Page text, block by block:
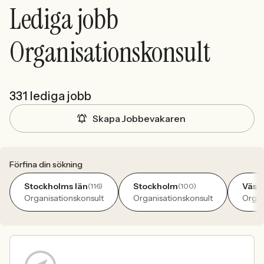
Lediga jobb
Organisationskonsult
331 lediga jobb
Skapa Jobbevakaren
Förfina din sökning
Stockholms län(116)
Organisationskonsult
Stockholm(100)
Organisationskonsult